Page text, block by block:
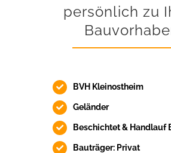
persönlich zu
BVH Kleinostheim
Geländer
Beschichtet & Handlauf
Bauträger: Privat